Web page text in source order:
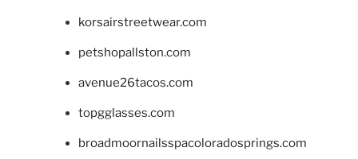
korsairstreetwear.com
petshopallston.com
avenue26tacos.com
topgglasses.com
broadmoornailsspacoloradosprings.com